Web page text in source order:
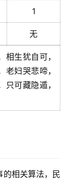
1
无
生犹自可，
妇哭悲啼，
可藏隐遁，
相关算法，民